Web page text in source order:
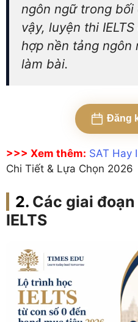
ngôn ngữ trong
vậy, luyện thi
hợp nền tảng ngôn
làm bài.
Đăng
>>> Xem thêm: SAT Hay
Chi Tiết & Lựa Chọn 2026
Các giai
IELTS